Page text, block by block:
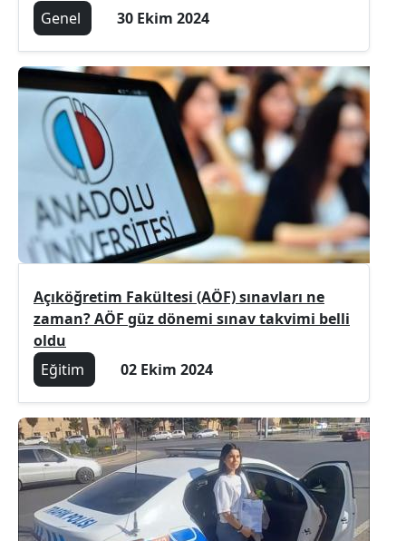
Genel
30 Ekim 2024
Açıköğretim Fakültesi (AÖF) sınavları ne
zaman? AÖF güz dönemi sınav takvimi belli
oldu
Eğitim
02 Ekim 2024